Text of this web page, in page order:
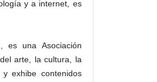
y a internet, es
, es una Asociación
arte, la cultura, la
exhibe contenidos